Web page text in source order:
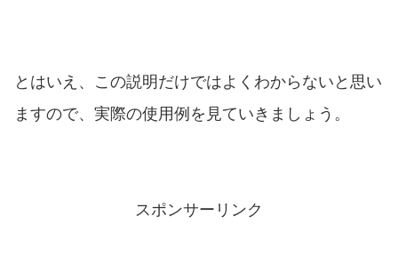
とはいえ、この説明だけではよくわからないと思い
ますので、実際の使用例を見ていきましょう。
スポンサーリンク